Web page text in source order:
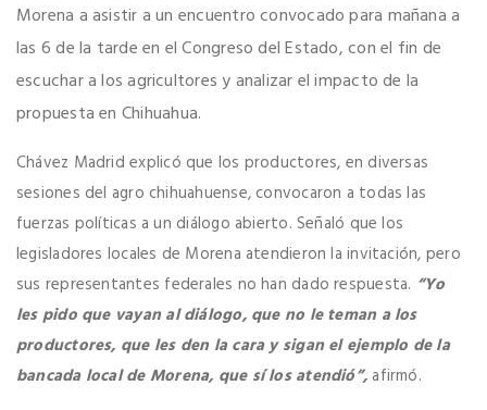
Morena a asistir a un encuentro convocado para mañana a
las 6 de la tarde en el Congreso del Estado, con el fin de
escuchar a los agricultores y analizar el impacto de la
propuesta en Chihuahua.
Chávez Madrid explicó que los productores, en diversas
sesiones del agro chihuahuense, convocaron a todas las
fuerzas políticas a un diálogo abierto. Señaló que los
legisladores locales de Morena atendieron la invitación, pero
sus representantes federales no han dado respuesta. “Yo
les pido que vayan al diálogo, que no le teman a los
productores, que les den la cara y sigan el ejemplo de la
bancada local de Morena, que sí los atendió”, afirmó.